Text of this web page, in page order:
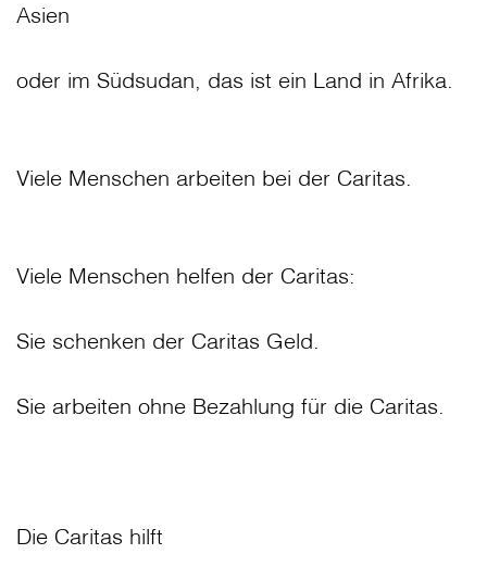
Asien
oder im Südsudan, das ist ein Land in Afrika.
Viele Menschen arbeiten bei der Caritas.
Viele Menschen helfen der Caritas:
Sie schenken der Caritas Geld.
Sie arbeiten ohne Bezahlung für die Caritas.
Die Caritas hilft